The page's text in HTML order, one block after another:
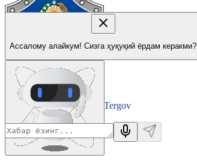
Tergov
Departamenti
Ассалому алайкум! Сизга ҳуқуқий ёрдам керакми?